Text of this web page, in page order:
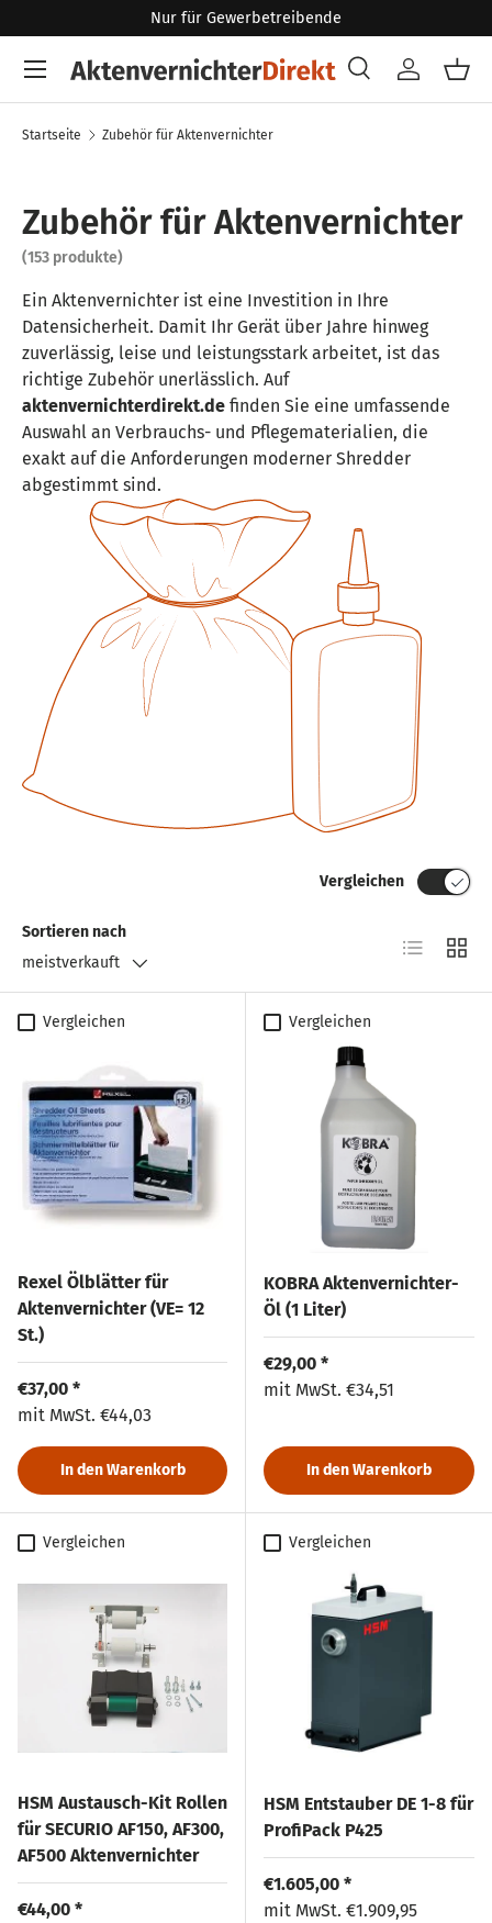
Direkt zum Inhalt
Nur für Gewerbetreibende
Suchen
Art
SucheKonto
Menü
Startseite Zubehör für Aktenvernichter
Zubehör für Aktenvernichter
(153 produkte)
Ein Aktenvernichter ist eine Investition in Ihre
Datensicherheit. Damit Ihr Gerät über Jahre hinweg
zuverlässig, leise und leistungsstark arbeitet, ist das
richtige Zubehör unerlässlich. Auf
aktenvernichterdirekt.de finden Sie eine umfassende
Auswahl an Verbrauchs- und Pflegematerialien, die
exakt auf die Anforderungen moderner Shredder
abgestimmt sind.
Sortieren nach
meistverkauft
Vergleichen
Vergleichen
Rexel Ölblätter für
Aktenvernichter (VE= 12
St.)
Normaler Preis
€37,00 *
Normaler Preis
mit MwSt. €44,03
In den Warenkorb
Vergleichen
KOBRA Aktenvernichter-
Öl (1 Liter)
Normaler Preis
€29,00 *
Normaler Preis
mit MwSt. €34,51
In den Warenkorb
Vergleichen
HSM Austausch-Kit Rollen
für SECURIO AF150, AF300,
AF500 Aktenvernichter
Normaler Preis
€44,00 *
Vergleichen
HSM Entstauber DE 1-8 für
ProfiPack P425
Normaler Preis
€1.605,00 *
Normaler Preis
mit MwSt. €1.909,95